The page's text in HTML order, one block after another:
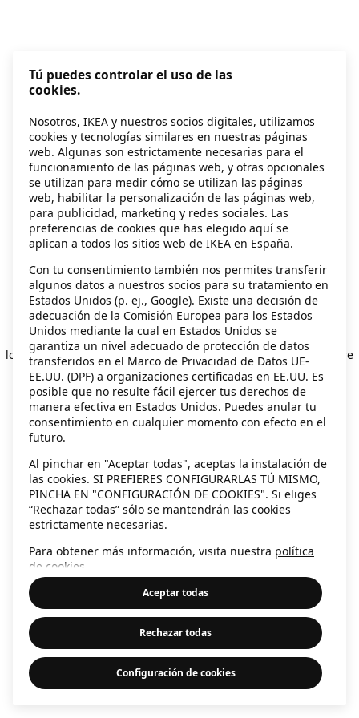
Application error: a client-side exception has occurred
loadingsecondhand.ikea.com (see the browser console for more
information).
Tú puedes controlar el uso de las
cookies.
Nosotros, IKEA y nuestros socios digitales, utilizamos
cookies y tecnologías similares en nuestras páginas
web. Algunas son estrictamente necesarias para el
funcionamiento de las páginas web, y otras opcionales
se utilizan para medir cómo se utilizan las páginas
web, habilitar la personalización de las páginas web,
para publicidad, marketing y redes sociales. Las
preferencias de cookies que has elegido aquí se
aplican a todos los sitios web de IKEA en España.
Con tu consentimiento también nos permites transferir
algunos datos a nuestros socios para su tratamiento en
Estados Unidos (p. ej., Google). Existe una decisión de
adecuación de la Comisión Europea para los Estados
Unidos mediante la cual en Estados Unidos se
garantiza un nivel adecuado de protección de datos
transferidos en el Marco de Privacidad de Datos UE-
EE.UU. (DPF) a organizaciones certificadas en EE.UU. Es
posible que no resulte fácil ejercer tus derechos de
manera efectiva en Estados Unidos. Puedes anular tu
consentimiento en cualquier momento con efecto en el
futuro.
Al pinchar en "Aceptar todas", aceptas la instalación de
las cookies. SI PREFIERES CONFIGURARLAS TÚ MISMO,
PINCHA EN "CONFIGURACIÓN DE COOKIES". Si eliges
“Rechazar todas” sólo se mantendrán las cookies
estrictamente necesarias.
Para obtener más información, visita nuestra política
de cookies
Aceptar todas
Rechazar todas
Configuración de cookies